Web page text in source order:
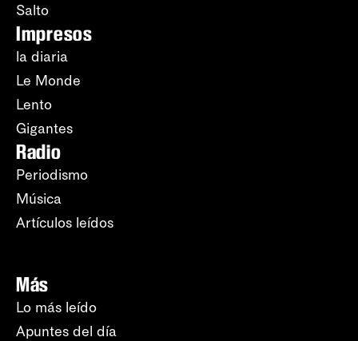
Salto
Impresos
la diaria
Le Monde
Lento
Gigantes
Radio
Periodismo
Música
Artículos leídos
Más
Lo más leído
Apuntes del día